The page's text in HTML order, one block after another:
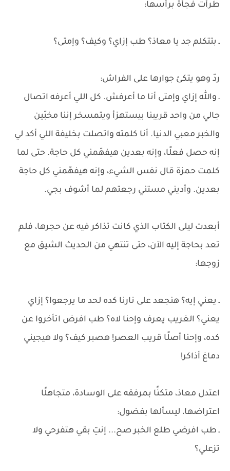
طرأت فجأة برأسها:
ـ بتتكلم جد يا معاذ؟ طب إزاي؟ وكيف؟ وإمتى؟
ردّ وهو يتكئ جوارها على الفراش:
ـ والله إزاي وإمتى أنا ما أعرفش. كل اللي أعرفه اتصال
جالي من واحد قريبنا بيستهزأ ويتمسخر إننا مخبّين
والخبر معبي الدنيا. أنا كلمته واتصلت بخليفة اللي أكد لي
إنه حصل فعلًا، وإنه بعدين هيفهّمني كل حاجة. حتى لما
كلمت حمزة قال نفس الشيء، وإنه هيفهّمني كل حاجة
بعدين. وأديني مستني رجعتهم لما أشوف بجي.
أبعدت ليلى الكتاب الذي كانت تذاكر فيه عن حجرها، فلم
تعد بحاجة إليه الآن، حتى تنتهي من الحديث الشيق مع
زوجها:
ـ يعني إيه؟ هنجعد على نارنا كده لحد ما يرجعوا؟ إزاي
يعني؟ الغريب يعرف وإحنا لاه؟ طب افرض اتأخروا عن
كده، وإحنا أصلًا قريب العصر! هصبر كيف؟ ولا هيجيني
دماغ أذاكر!
اعتدل معاذ، متكئًا بمرفقه على الوسادة، متجاهلًا
اعتراضها، ليسألها بفضول:
ـ طب افرضي طلع الخبر صح... إنتِ بقي هتفرحي ولا
تزعلي؟